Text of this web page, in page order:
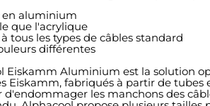
en aluminium
que l'acrylique
tous les types de câbles standard
différentes
Eiskamm Aluminium est la solution
Eiskamm, fabriqués à partir de
d'endommager les manchons des